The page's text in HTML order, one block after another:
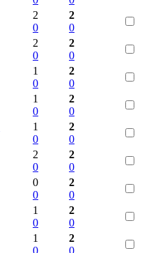
2
0
2
0
2
0
2
0
1
0
2
0
1
0
2
0
1
0
2
0
2
0
2
0
0
0
2
0
1
0
2
0
1
0
2
0